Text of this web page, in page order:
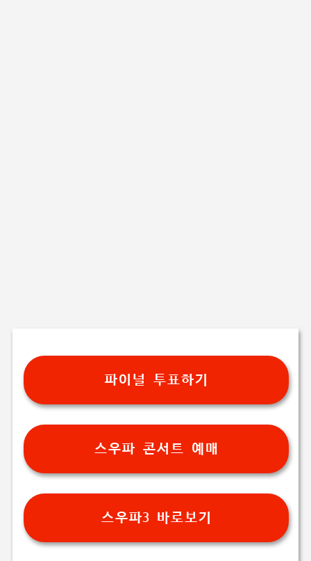
파이널 투표하기
스우파 콘서트 예매
스우파3 바로보기